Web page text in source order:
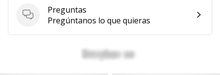
Preguntas
Preguntas
Pregúntanos lo que quieras